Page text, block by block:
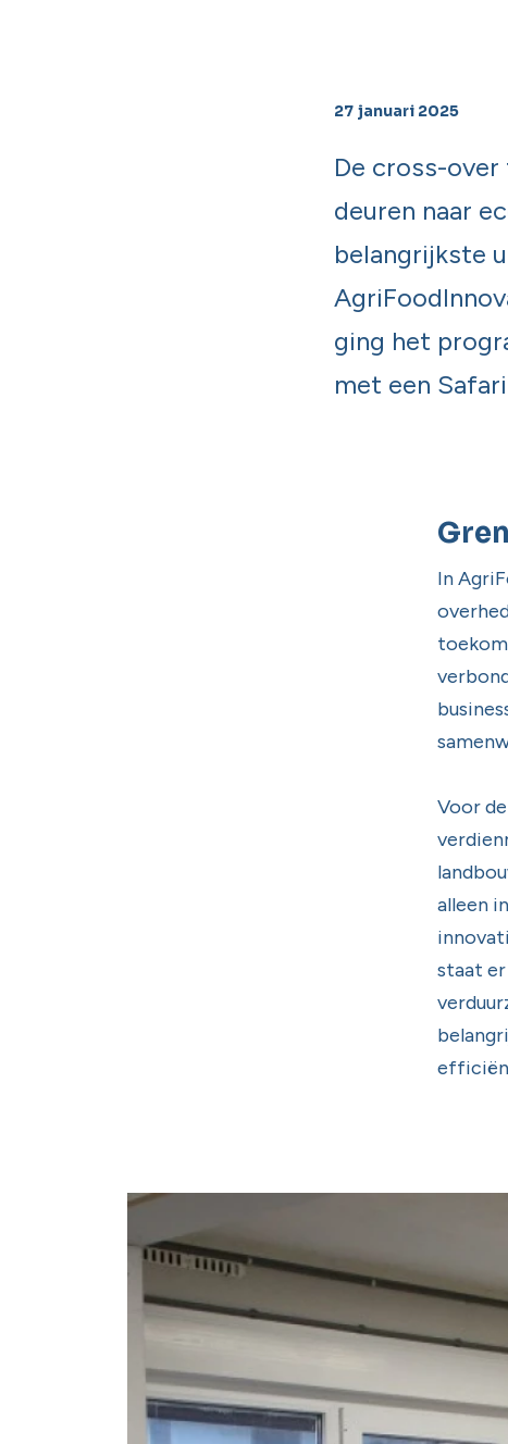
27 januari 2025
De cross-
deuren naar
belangrijkste
ging het
met een
In
Voor
alleen
staat